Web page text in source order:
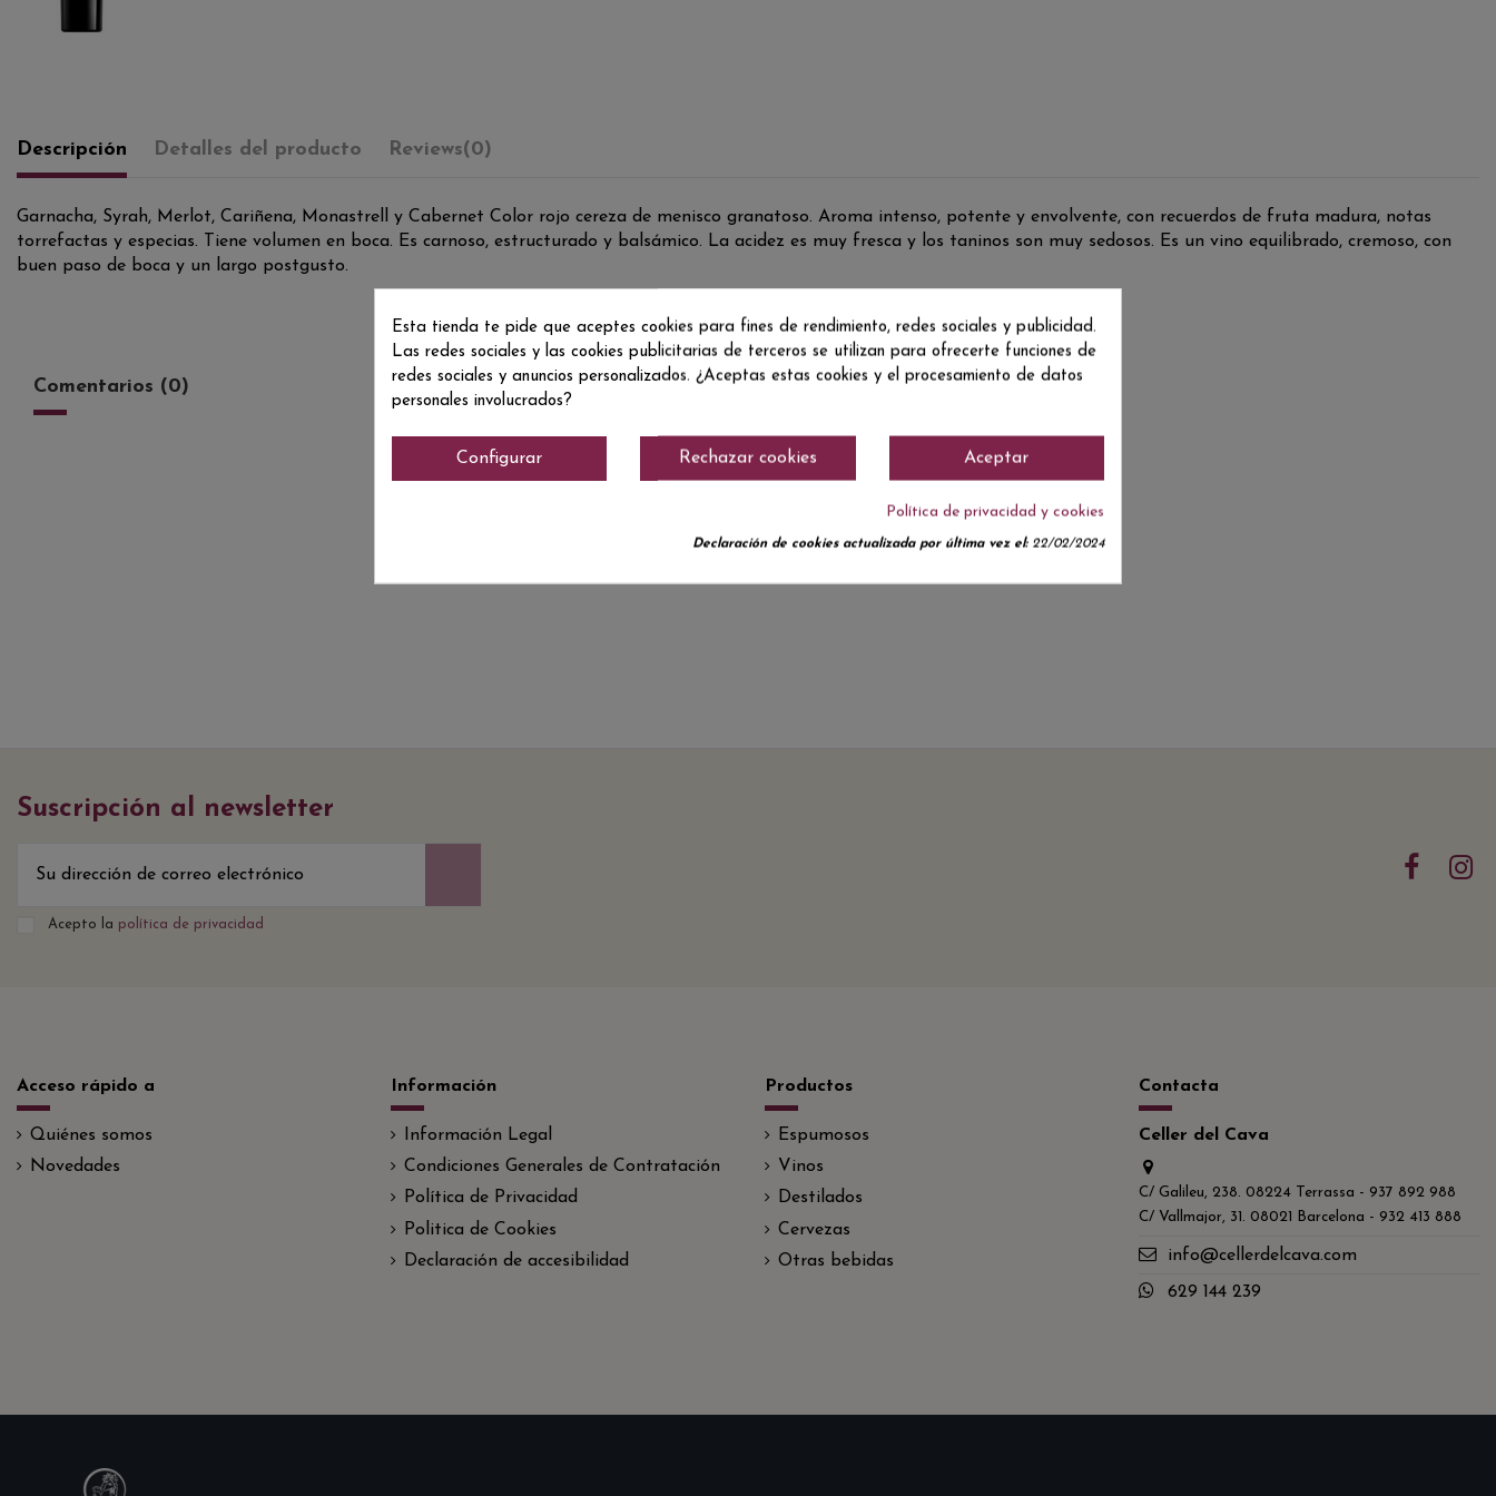
Descripción Detalles del producto Reviews(0)
Garnacha, Syrah, Merlot, Cariñena, Monastrell y Cabernet Color rojo cereza de menisco granatoso. Aroma intenso, potente y envolvente, con recuerdos de fruta madura, notas
torrefactas y especias. Tiene volumen en boca. Es carnoso, estructurado y balsámico. La acidez es muy fresca y los taninos son muy sedosos. Es un vino equilibrado, cremoso, con
buen paso de boca y un largo postgusto.
Comentarios (0)
No hay reseñas de clientes en este momento.
Suscripción al newsletter
Acepto la política de privacidad
Acceso rápido a
Quiénes somos
Novedades
Información
Información Legal
Condiciones Generales de Contratación
Política de Privacidad
Politica de Cookies
Declaración de accesibilidad
Productos
Espumosos
Vinos
Destilados
Cervezas
Otras bebidas
Contacta
Celler del Cava
C/ Galileu, 238. 08224 Terrassa - 937 892 988
C/ Vallmajor, 31. 08021 Barcelona - 932 413 888
info@cellerdelcava.com
629 144 239
Esta tienda te pide que aceptes cookies para fines de rendimiento, redes sociales y publicidad.
Las redes sociales y las cookies publicitarias de terceros se utilizan para ofrecerte funciones de
redes sociales y anuncios personalizados. ¿Aceptas estas cookies y el procesamiento de datos
personales involucrados?
Aceptar
Rechazar cookies
Configurar
Política de privacidad y cookies
Declaración de cookies actualizada por última vez el:22/02/2024